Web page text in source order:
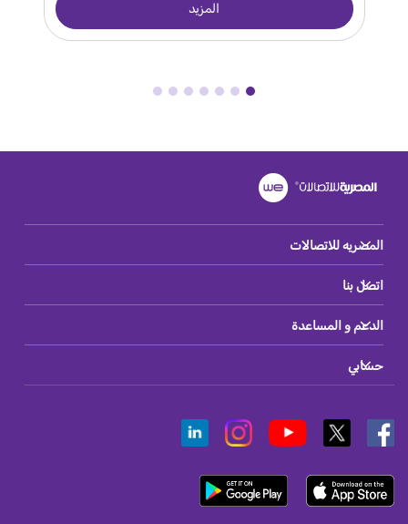
المزيد
المصريه للاتصالات
اتصل بنا
الدعم و المساعدة
حسابي